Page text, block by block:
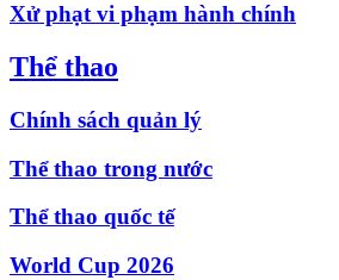
Xử phạt vi phạm hành chính
Thể thao
Chính sách quản lý
Thể thao trong nước
Thể thao quốc tế
World Cup 2026